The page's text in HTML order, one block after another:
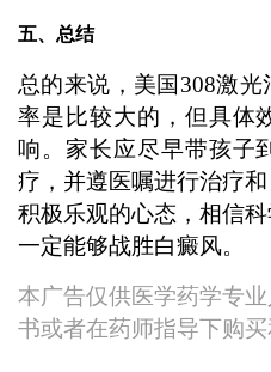
五、总结
总的来说，美国308激
率是比较大的，但具体
响。家长应尽早带孩子
疗，并遵医嘱进行治疗
积极乐观的心态，相信
一定能够战胜白癜风。
本广告仅供医学药学专
书或者在药师指导下购